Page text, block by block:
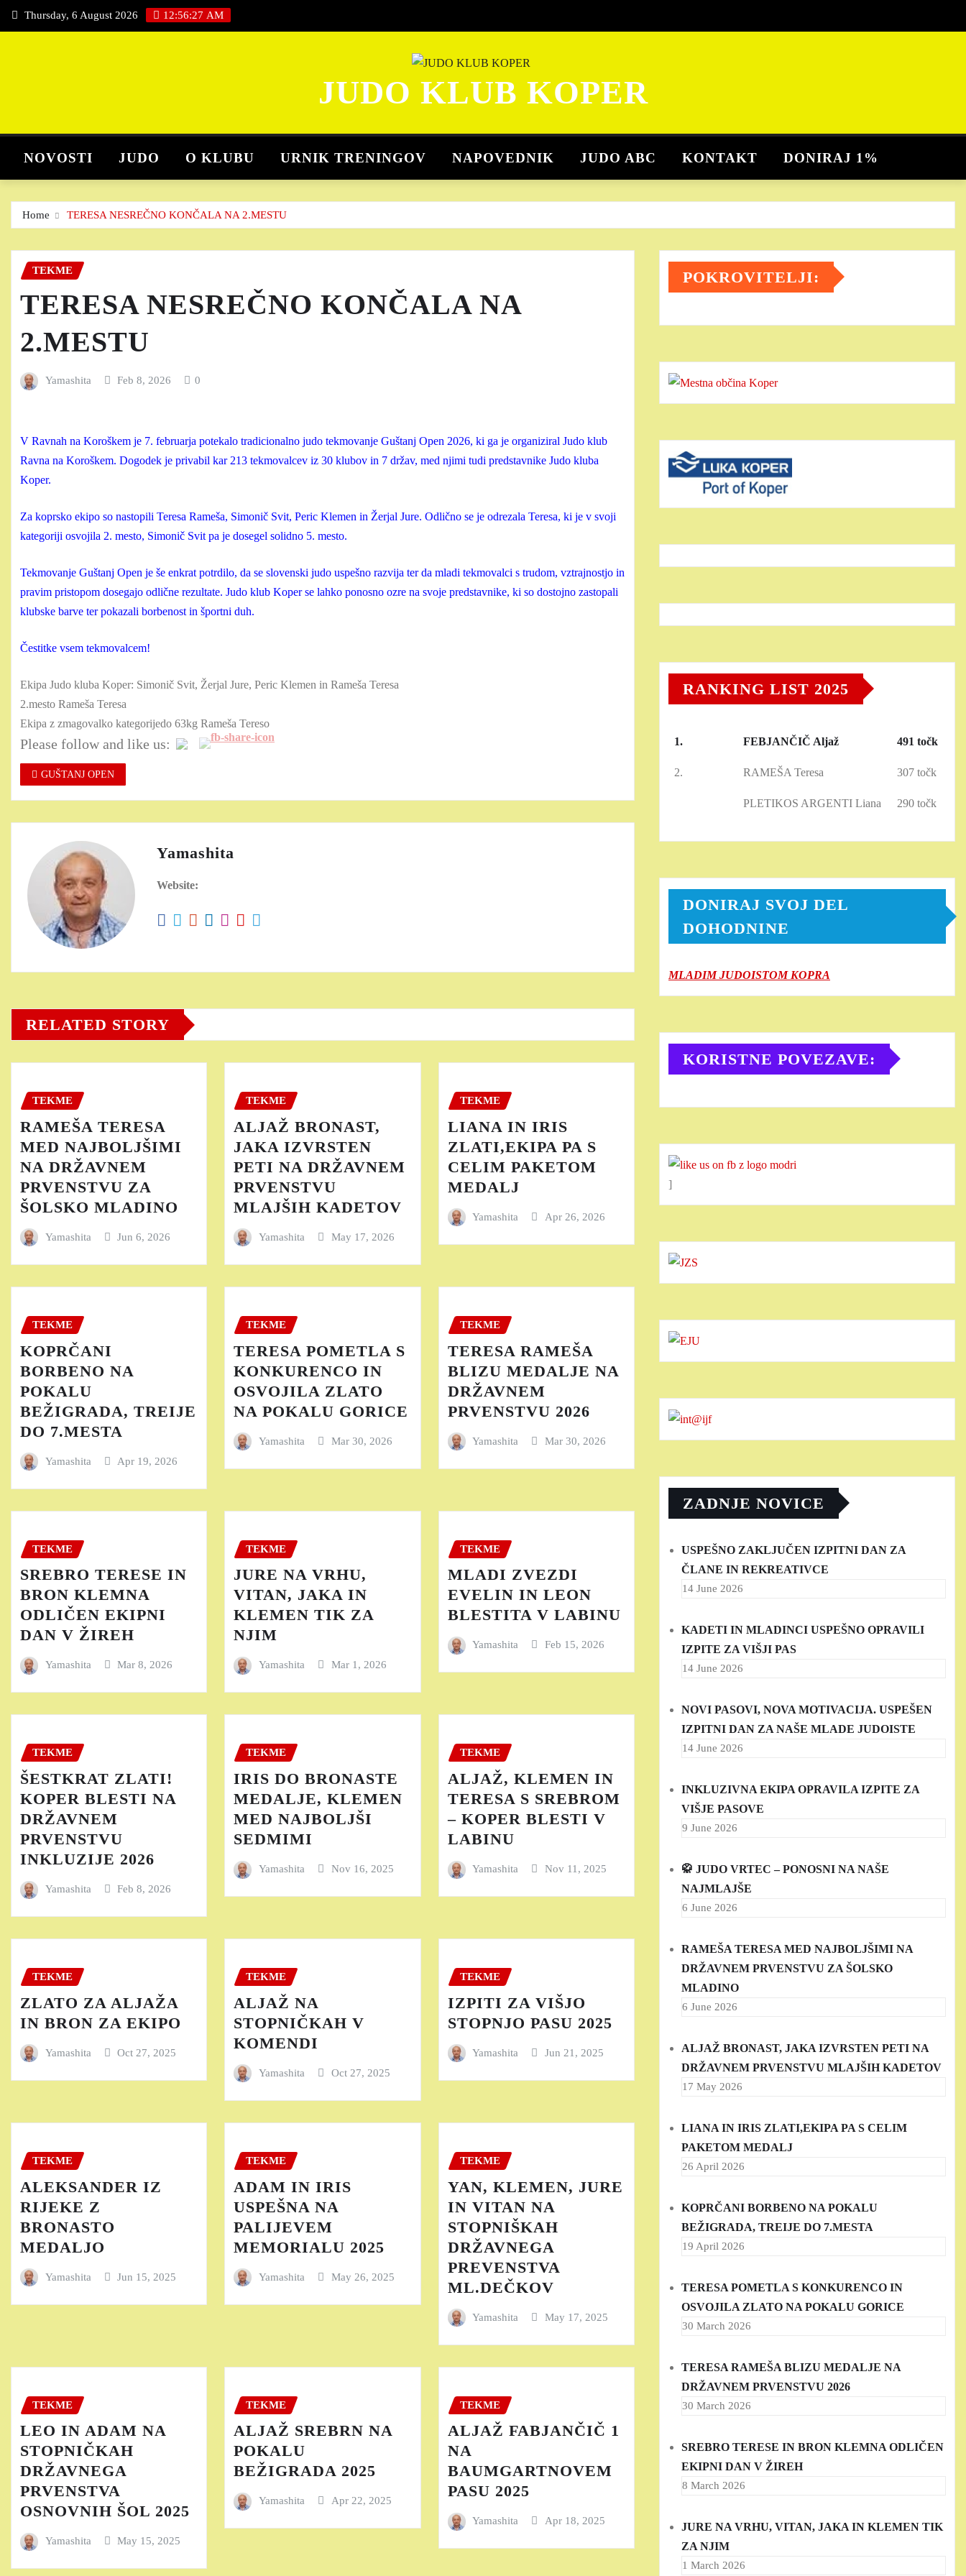
Skip
Thursday, 6 August 2026 12:56:27 AM
JUDO KLUB KOPER
NOVOSTI JUDO O KLUBU URNIK TRENINGOV NAPOVEDNIK JUDO ABC KONTAKT DONIRAJ 1%
Home TERESA NESREČNO KONČALA NA 2.MESTU
TEKME
TERESA NESREČNO KONČALA NA
2.MESTU
Yamashita Feb 8, 2026 0
V Ravnah na Koroškem je 7. februarja potekalo tradicionalno judo tekmovanje Guštanj Open 2026, ki ga je organiziral Judo klub
Ravna na Koroškem. Dogodek je privabil kar 213 tekmovalcev iz 30 klubov in 7 držav, med njimi tudi predstavnike Judo kluba
Koper.
Za koprsko ekipo so nastopili Teresa Rameša, Simonič Svit, Peric Klemen in Žerjal Jure. Odlično se je odrezala Teresa, ki je v svoji
kategoriji osvojila 2. mesto, Simonič Svit pa je dosegel solidno 5. mesto.
Tekmovanje Guštanj Open je še enkrat potrdilo, da se slovenski judo uspešno razvija ter da mladi tekmovalci s trudom, vztrajnostjo in
pravim pristopom dosegajo odlične rezultate. Judo klub Koper se lahko ponosno ozre na svoje predstavnike, ki so dostojno zastopali
klubske barve ter pokazali borbenost in športni duh.
Čestitke vsem tekmovalcem!
Ekipa Judo kluba Koper: Simonič Svit, Žerjal Jure, Peric Klemen in Rameša Teresa
2.mesto Rameša Teresa
Ekipa z zmagovalko kategorijedo 63kg Rameša Tereso
Please follow and like us:
GUŠTANJ OPEN
Yamashita
Website:
RELATED STORY
TEKME
RAMEŠA TERESA
MED NAJBOLJŠIMI
NA DRŽAVNEM
PRVENSTVU ZA
ŠOLSKO MLADINO
Yamashita Jun 6, 2026
TEKME
ALJAŽ BRONAST,
JAKA IZVRSTEN
PETI NA DRŽAVNEM
PRVENSTVU
MLAJŠIH KADETOV
Yamashita May 17, 2026
TEKME
LIANA IN IRIS
ZLATI,EKIPA PA S
CELIM PAKETOM
MEDALJ
Yamashita Apr 26, 2026
TEKME
KOPRČANI
BORBENO NA
POKALU
BEŽIGRADA, TREIJE
DO 7.MESTA
Yamashita Apr 19, 2026
TEKME
TERESA POMETLA S
KONKURENCO IN
OSVOJILA ZLATO
NA POKALU GORICE
Yamashita Mar 30, 2026
TEKME
TERESA RAMEŠA
BLIZU MEDALJE NA
DRŽAVNEM
PRVENSTVU 2026
Yamashita Mar 30, 2026
TEKME
SREBRO TERESE IN
BRON KLEMNA
ODLIČEN EKIPNI
DAN V ŽIREH
Yamashita Mar 8, 2026
TEKME
JURE NA VRHU,
VITAN, JAKA IN
KLEMEN TIK ZA
NJIM
Yamashita Mar 1, 2026
TEKME
MLADI ZVEZDI
EVELIN IN LEON
BLESTITA V LABINU
Yamashita Feb 15, 2026
TEKME
ŠESTKRAT ZLATI!
KOPER BLESTI NA
DRŽAVNEM
PRVENSTVU
INKLUZIJE 2026
Yamashita Feb 8, 2026
TEKME
IRIS DO BRONASTE
MEDALJE, KLEMEN
MED NAJBOLJŠI
SEDMIMI
Yamashita Nov 16, 2025
TEKME
ALJAŽ, KLEMEN IN
TERESA S SREBROM
– KOPER BLESTI V
LABINU
Yamashita Nov 11, 2025
TEKME
ZLATO ZA ALJAŽA
IN BRON ZA EKIPO
Yamashita Oct 27, 2025
TEKME
ALJAŽ NA
STOPNIČKAH V
KOMENDI
Yamashita Oct 27, 2025
TEKME
IZPITI ZA VIŠJO
STOPNJO PASU 2025
Yamashita Jun 21, 2025
TEKME
ALEKSANDER IZ
RIJEKE Z
BRONASTO
MEDALJO
Yamashita Jun 15, 2025
TEKME
ADAM IN IRIS
USPEŠNA NA
PALIJEVEM
MEMORIALU 2025
Yamashita May 26, 2025
TEKME
YAN, KLEMEN, JURE
IN VITAN NA
STOPNIŠKAH
DRŽAVNEGA
PREVENSTVA
ML.DEČKOV
Yamashita May 17, 2025
TEKME
LEO IN ADAM NA
STOPNIČKAH
DRŽAVNEGA
PRVENSTVA
OSNOVNIH ŠOL 2025
Yamashita May 15, 2025
TEKME
ALJAŽ SREBRN NA
POKALU
BEŽIGRADA 2025
Yamashita Apr 22, 2025
TEKME
ALJAŽ FABJANČIČ 1
NA
BAUMGARTNOVEM
PASU 2025
Yamashita Apr 18, 2025
POKROVITELJI:
RANKING LIST 2025
1. FEBJANČIČ Aljaž 491 točk
2. RAMEŠA Teresa 307 točk
PLETIKOS ARGENTI Liana 290 točk
DONIRAJ SVOJ DEL
DOHODNINE
MLADIM JUDOISTOM KOPRA
KORISTNE POVEZAVE:
]
ZADNJE NOVICE
USPEŠNO ZAKLJUČEN IZPITNI DAN ZA
ČLANE IN REKREATIVCE
14 June 2026
KADETI IN MLADINCI USPEŠNO OPRAVILI
IZPITE ZA VIŠJI PAS
14 June 2026
NOVI PASOVI, NOVA MOTIVACIJA. USPEŠEN
IZPITNI DAN ZA NAŠE MLADE JUDOISTE
14 June 2026
INKLUZIVNA EKIPA OPRAVILA IZPITE ZA
VIŠJE PASOVE
9 June 2026
🥋 JUDO VRTEC – PONOSNI NA NAŠE
NAJMLAJŠE
6 June 2026
RAMEŠA TERESA MED NAJBOLJŠIMI NA
DRŽAVNEM PRVENSTVU ZA ŠOLSKO
MLADINO
6 June 2026
ALJAŽ BRONAST, JAKA IZVRSTEN PETI NA
DRŽAVNEM PRVENSTVU MLAJŠIH KADETOV
17 May 2026
LIANA IN IRIS ZLATI,EKIPA PA S CELIM
PAKETOM MEDALJ
26 April 2026
KOPRČANI BORBENO NA POKALU
BEŽIGRADA, TREIJE DO 7.MESTA
19 April 2026
TERESA POMETLA S KONKURENCO IN
OSVOJILA ZLATO NA POKALU GORICE
30 March 2026
TERESA RAMEŠA BLIZU MEDALJE NA
DRŽAVNEM PRVENSTVU 2026
30 March 2026
SREBRO TERESE IN BRON KLEMNA ODLIČEN
EKIPNI DAN V ŽIREH
8 March 2026
JURE NA VRHU, VITAN, JAKA IN KLEMEN TIK
ZA NJIM
1 March 2026